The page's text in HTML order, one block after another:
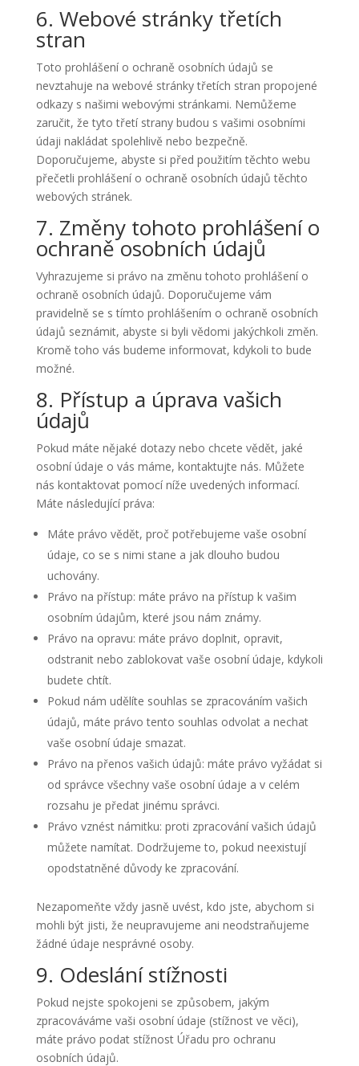
6. Webové stránky třetích
stran
Toto prohlášení o ochraně osobních údajů se
nevztahuje na webové stránky třetích stran propojené
odkazy s našimi webovými stránkami. Nemůžeme
zaručit, že tyto třetí strany budou s vašimi osobními
údaji nakládat spolehlivě nebo bezpečně.
Doporučujeme, abyste si před použitím těchto webu
přečetli prohlášení o ochraně osobních údajů těchto
webových stránek.
7. Změny tohoto prohlášení o
ochraně osobních údajů
Vyhrazujeme si právo na změnu tohoto prohlášení o
ochraně osobních údajů. Doporučujeme vám
pravidelně se s tímto prohlášením o ochraně osobních
údajů seznámit, abyste si byli vědomi jakýchkoli změn.
Kromě toho vás budeme informovat, kdykoli to bude
možné.
8. Přístup a úprava vašich
údajů
Pokud máte nějaké dotazy nebo chcete vědět, jaké
osobní údaje o vás máme, kontaktujte nás. Můžete
nás kontaktovat pomocí níže uvedených informací.
Máte následující práva:
Máte právo vědět, proč potřebujeme vaše osobní
údaje, co se s nimi stane a jak dlouho budou
uchovány.
Právo na přístup: máte právo na přístup k vašim
osobním údajům, které jsou nám známy.
Právo na opravu: máte právo doplnit, opravit,
odstranit nebo zablokovat vaše osobní údaje, kdykoli
budete chtít.
Pokud nám udělíte souhlas se zpracováním vašich
údajů, máte právo tento souhlas odvolat a nechat
vaše osobní údaje smazat.
Právo na přenos vašich údajů: máte právo vyžádat si
od správce všechny vaše osobní údaje a v celém
rozsahu je předat jinému správci.
Právo vznést námitku: proti zpracování vašich údajů
můžete namítat. Dodržujeme to, pokud neexistují
opodstatněné důvody ke zpracování.
Nezapomeňte vždy jasně uvést, kdo jste, abychom si
mohli být jisti, že neupravujeme ani neodstraňujeme
žádné údaje nesprávné osoby.
9. Odeslání stížnosti
Pokud nejste spokojeni se způsobem, jakým
zpracováváme vaši osobní údaje (stížnost ve věci),
máte právo podat stížnost Úřadu pro ochranu
osobních údajů.